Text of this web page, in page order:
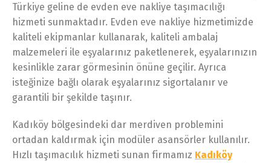
Türkiye geline de evden eve nakliye taşımacılığı
hizmeti sunmaktadır. Evden eve nakliye hizmetimizde
kaliteli ekipmanlar kullanarak, kaliteli ambalaj
malzemeleri ile eşyalarınız paketlenerek, eşyalarınızın
kesinlikle zarar görmesinin önüne geçilir. Ayrıca
isteğinize bağlı olarak eşyalarınız sigortalanır ve
garantili bir şekilde taşınır.
Kadıköy bölgesindeki dar merdiven problemini
ortadan kaldırmak için modüler asansörler kullanılır.
Hızlı taşımacılık hizmeti sunan firmamız Kadıköy